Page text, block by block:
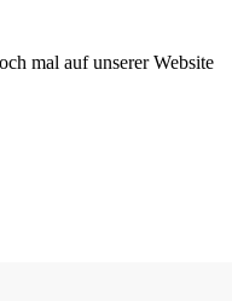
mal auf unserer Website